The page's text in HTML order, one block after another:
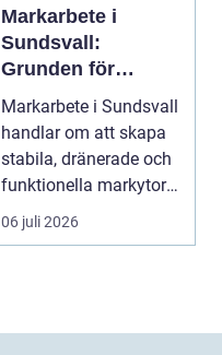
Markarbete i
Sundsvall:
Grunden för
hållbara hus, vägar
och tomter
Markarbete i Sundsvall
handlar om att skapa
stabila, dränerade och
funktionella markytor
som kl...
06 juli 2026